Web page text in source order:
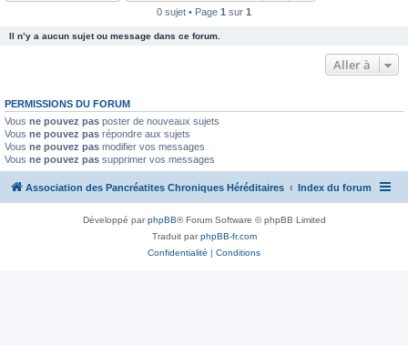
0 sujet • Page 1 sur 1
Il n’y a aucun sujet ou message dans ce forum.
Aller à
PERMISSIONS DU FORUM
Vous ne pouvez pas poster de nouveaux sujets
Vous ne pouvez pas répondre aux sujets
Vous ne pouvez pas modifier vos messages
Vous ne pouvez pas supprimer vos messages
Association des Pancréatites Chroniques Héréditaires Index du forum
Développé parphpBB® Forum Software © phpBB Limited
Traduit parphpBB-fr.com
Confidentialité | Conditions